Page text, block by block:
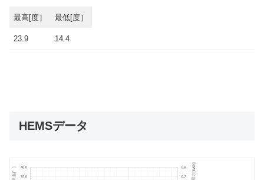
最高[度］ 最低[度］
23.9 14.4
HEMSデータ